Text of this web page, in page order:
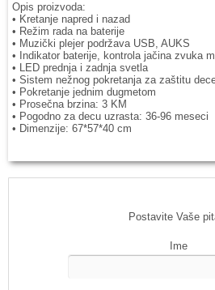
Opis proizvoda:
• Kretanje napred i nazad
• Režim rada na baterije
• Muzički plejer podržava USB, AUKS
• Indikator baterije, kontrola jačina zvuka
• LED prednja i zadnja svetla
• Sistem nežnog pokretanja za zaštitu
• Pokretanje jednim dugmetom
• Prosečna brzina: 3 KM
• Pogodno za decu uzrasta: 36-96 meseci
• Dimenzije: 67*57*40 cm
Postavite Vaše
Ime